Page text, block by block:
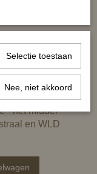
- hét middel
en WLD
Selectie toestaan
Nee, niet akkoord